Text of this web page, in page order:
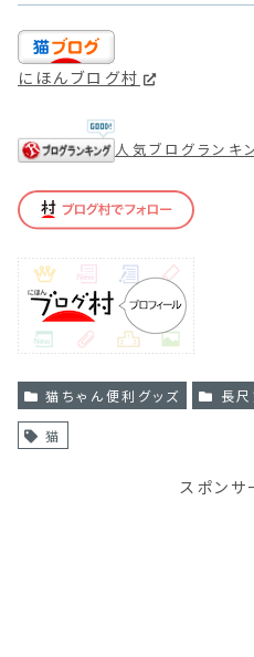
にほんブログ村
人気ブログランキ
猫ちゃん便利グッズ 長
猫
スポンサ